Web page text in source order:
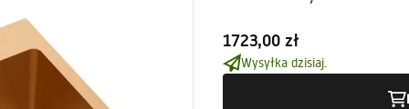
1723,00 zł
Wysyłka dzisiaj.